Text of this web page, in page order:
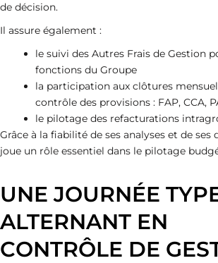
de décision.
Il assure également :
le suivi des Autres Frais de Gestion
fonctions du Groupe
la participation aux clôtures
contrôle des provisions : FAP, CCA,
le pilotage des refacturations
Grâce à la fiabilité de ses analyses et de ses
joue un rôle essentiel dans le pilotage
UNE JOURNÉE
ALTERNANT EN
CONTRÔLE DE